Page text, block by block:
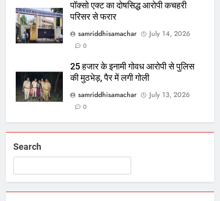
पॉक्सो एक्ट का दोषसिद्ध आरोपी कचहरी
परिसर से फरार
samriddhisamachar
July 14, 2026
0
25 हजार के इनामी गोवध आरोपी से पुलिस
की मुठभेड़, पैर में लगी गोली
samriddhisamachar
July 13, 2026
0
Search